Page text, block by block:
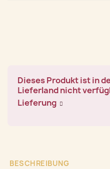
Dieses Produkt ist in
Lieferland nicht
Lieferung
BESCHREIBUNG